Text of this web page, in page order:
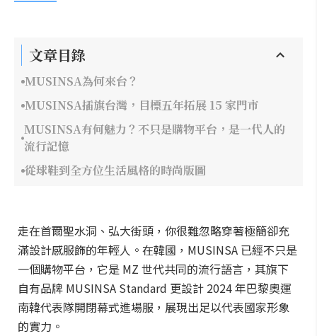
文章目錄
MUSINSA為何來台？
MUSINSA插旗台灣，目標五年拓展 15 家門市
MUSINSA有何魅力？不只是購物平台，是一代人的
流行記憶
從球鞋到全方位生活風格的時尚版圖
走在首爾聖水洞、弘大街頭，你很難忽略穿著極簡卻充
滿設計感服飾的年輕人。在韓國，MUSINSA 已經不只是
一個購物平台，它是 MZ 世代共同的流行語言，其旗下
自有品牌 MUSINSA Standard 更設計 2024 年巴黎奧運
南韓代表隊開閉幕式進場服，展現出足以代表國家形象
的實力。